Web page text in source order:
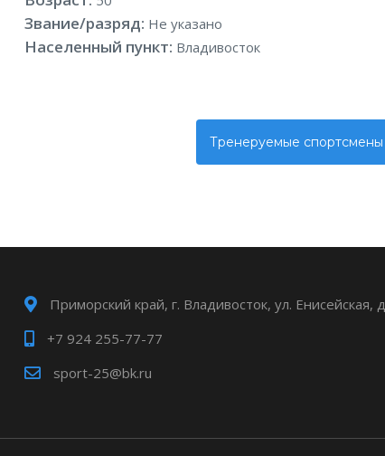
Звание/разряд: Не указано
Населенный пункт: Владивосток
Тренеруемые спортсмены
Приморский край, г. Владивосток, ул. Енисейская,
+7 924 255-77-77
sport-25@bk.ru